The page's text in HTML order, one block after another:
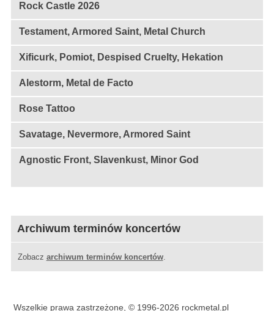
Rock Castle 2026
Testament, Armored Saint, Metal Church
Xificurk, Pomiot, Despised Cruelty, Hekation
Alestorm, Metal de Facto
Rose Tattoo
Savatage, Nevermore, Armored Saint
Agnostic Front, Slavenkust, Minor God
Archiwum terminów koncertów
Zobacz archiwum terminów koncertów.
Wszelkie prawa zastrzeżone, © 1996-2026 rockmetal.pl